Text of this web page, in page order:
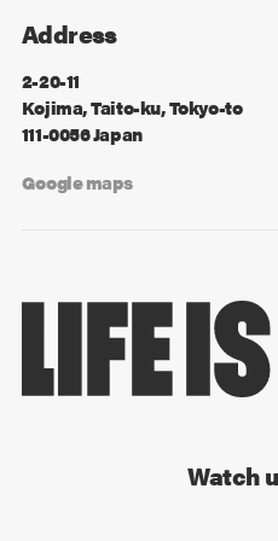
Address
2-20-11
Kojima, Taito-ku, Tokyo-to
111-0056 Japan
Google maps
Watch